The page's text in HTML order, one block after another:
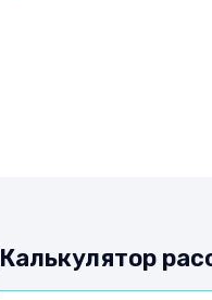
Калькулятор